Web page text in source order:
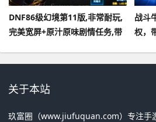
DNF86级幻境第11版,非常耐玩,
完美宽屏+原汁原味剧情任务,带
战斗
权，
关于本站
玖富圈（www.jiufuquan.com）专注手